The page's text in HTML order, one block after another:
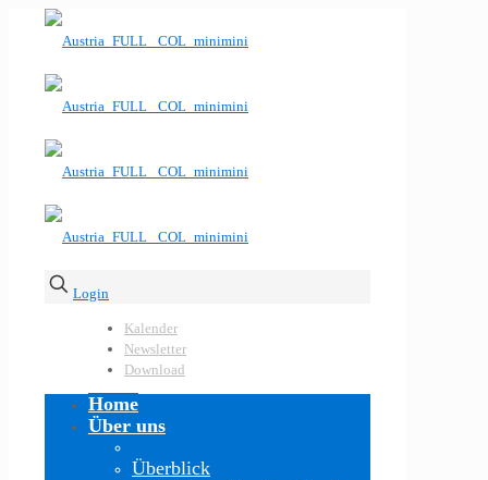
Login
Kalender
Newsletter
Download
Home
Über uns
Überblick